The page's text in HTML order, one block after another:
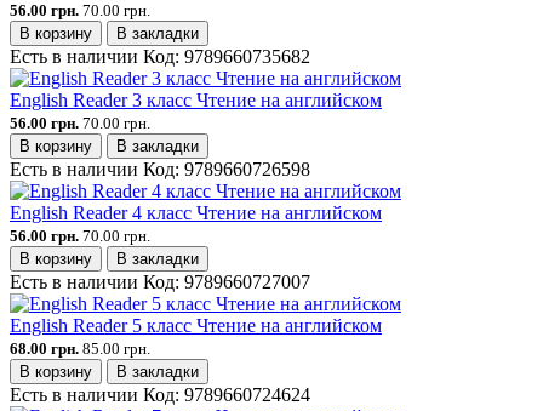
56.00 грн. 70.00 грн.
В корзину
В закладки
Есть в наличии Код: 9789660735682
English Reader 3 класс Чтение на английском
56.00 грн. 70.00 грн.
В корзину
В закладки
Есть в наличии Код: 9789660726598
English Reader 4 класс Чтение на английском
56.00 грн. 70.00 грн.
В корзину
В закладки
Есть в наличии Код: 9789660727007
English Reader 5 класс Чтение на английском
68.00 грн. 85.00 грн.
В корзину
В закладки
Есть в наличии Код: 9789660724624